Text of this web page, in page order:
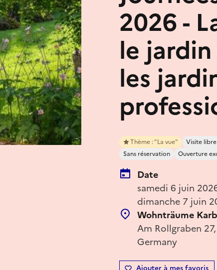
2026 -
le
les
Thème : "La vue" Visite libre
Sans réservation
Ouverture
Date
samedi 6 juin
dimanche 7 juin
Wohnträume
Am Rollgraben
Germany